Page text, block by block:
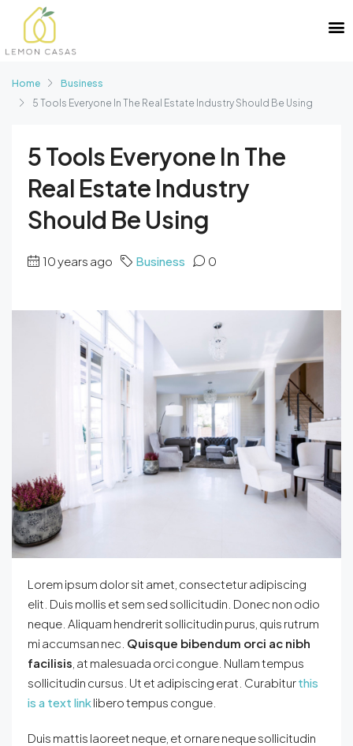
Home
Business
5 Tools Everyone In The Real Estate Industry Should Be Using
5 Tools Everyone In The
Real Estate Industry
Should Be Using
10 years ago Business 0
Lorem ipsum dolor sit amet, consectetur adipiscing
elit. Duis mollis et sem sed sollicitudin. Donec non odio
neque. Aliquam hendrerit sollicitudin purus, quis rutrum
mi accumsan nec. Quisque bibendum orci ac nibh
facilisis , at malesuada orci congue. Nullam tempus
sollicitudin cursus. Ut et adipiscing erat. Curabiturthis
is a text linklibero tempus congue.
Duis mattis laoreet neque, et ornare neque sollicitudin